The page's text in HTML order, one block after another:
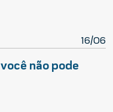
16/06
não pode